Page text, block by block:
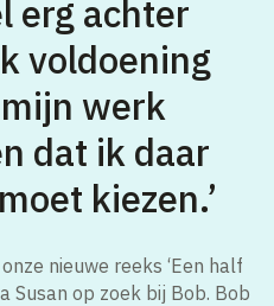
erg achter
voldoening
werk
dat ik daar
kiezen.’
nieuwe reeks ‘Een half
Susan op zoek bij Bob. Bob